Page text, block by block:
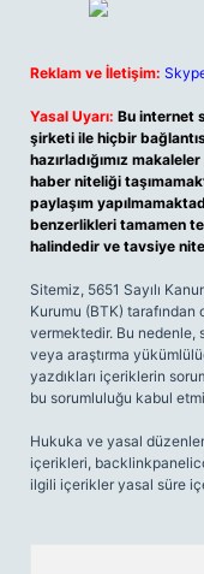
Reklam ve İletişim:
Yasal Uyarı: Bu internet
şirketi ile hiçbir
hazırladığımız
haber niteliği
paylaşım
benzerlikleri tamamen
halindedir ve tavsiye
Sitemiz, 5651 Sayılı
Kurumu (BTK) tarafından
vermektedir. Bu
veya araştırma
yazdıkları içeriklerin
bu sorumluluğu kabul
Hukuka ve yasal
içerikleri,
ilgili içerikler yasal süre